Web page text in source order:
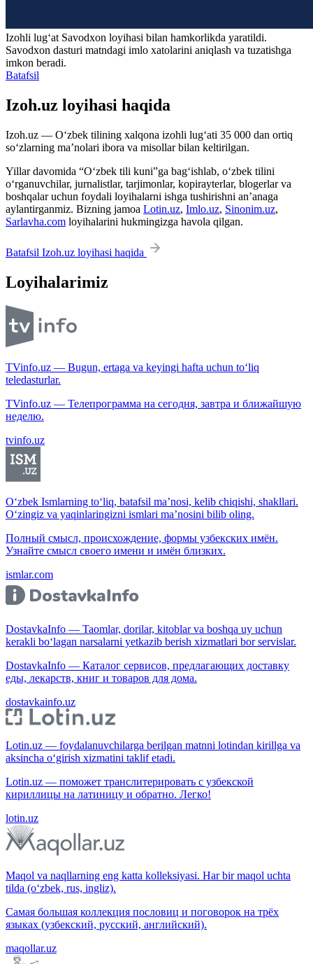
Izohli lugʻat Savodxon loyihasi bilan hamkorlikda yaratildi.
Savodxon dasturi matndagi imlo xatolarini aniqlash va tuzatishga
imkon beradi.
Batafsil
Izoh.uz loyihasi haqida
Izoh.uz — O‘zbek tilining xalqona izohli lug‘ati 35 000 dan ortiq
so‘zlarning ma’nolari ibora va misollar bilan keltirilgan.
Yillar davomida “O‘zbek tili kuni”ga bag‘ishlab, o‘zbek tilini
o‘rganuvchilar, jurnalistlar, tarjimonlar, kopirayterlar, blogerlar va
boshqalar uchun foydali loyihalarni ishga tushirishni an’anaga
aylantirganmiz. Bizning jamoa Lotin.uz, Imlo.uz, Sinonim.uz,
Sarlavha.com loyihalarini hukmingizga havola qilgan.
Batafsil Izoh.uz loyihasi haqida
Loyihalarimiz
TVinfo.uz — Bugun, ertaga va keyingi hafta uchun to‘liq
teledasturlar.
TVinfo.uz — Телепрограмма на сегодня, завтра и ближайшую
неделю.
tvinfo.uz
O‘zbek Ismlarning to‘liq, batafsil ma’nosi, kelib chiqishi, shakllari.
O‘zingiz va yaqinlaringizni ismlari ma’nosini bilib oling.
Полный смысл, происхождение, формы узбекских имён.
Узнайте смысл своего имени и имён близких.
ismlar.com
DostavkaInfo — Taomlar, dorilar, kitoblar va boshqa uy uchun
kerakli bo‘lagan narsalarni yetkazib berish xizmatlari bor servislar.
DostavkaInfo — Каталог сервисов, предлагающих доставку
еды, лекарств, книг и товаров для дома.
dostavkainfo.uz
Lotin.uz — foydalanuvchilarga berilgan matnni lotindan kirillga va
aksincha o‘girish xizmatini taklif etadi.
Lotin.uz — поможет транслитерировать с узбекской
кириллицы на латиницу и обратно. Легко!
lotin.uz
Maqol va naqllarning eng katta kolleksiyasi. Har bir maqol uchta
tilda (o‘zbek, rus, ingliz).
Самая большая коллекция пословиц и поговорок на трёх
языках (узбекский, русский, английский).
maqollar.uz